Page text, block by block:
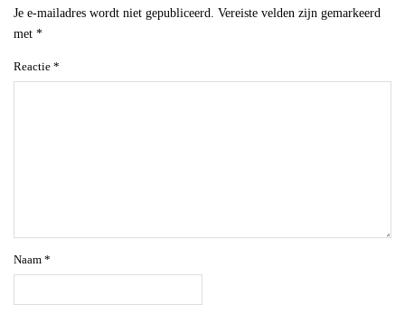
Je e-mailadres wordt niet gepubliceerd.
Vereiste velden zijn gemarkeerd
met *
Reactie *
Naam *